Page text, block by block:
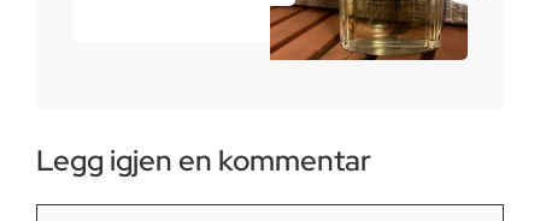
Legg igjen en kommentar